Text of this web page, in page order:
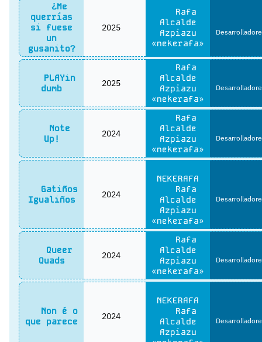
¿Me
querrías
si fuese
un
gusanito?
2025
Rafa
Alcalde
Azpiazu
«nekerafa»
Desarrolladore
PLAYin
dumb
2025
Rafa
Alcalde
Azpiazu
«nekerafa»
Desarrolladore
Note
Up!
2024
Rafa
Alcalde
Azpiazu
«nekerafa»
Desarrolladore
Gatiños
Igualiños
2024
NEKERAFA
Rafa
Alcalde
Azpiazu
«nekerafa»
Desarrolladore
Queer
Quads
2024
Rafa
Alcalde
Azpiazu
«nekerafa»
Desarrolladore
Non é o
que parece
2024
NEKERAFA
Rafa
Alcalde
Azpiazu
Desarrolladore